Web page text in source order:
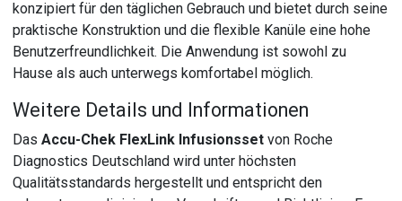
konzipiert für den täglichen Gebrauch und bietet durch seine
praktische Konstruktion und die flexible Kanüle eine hohe
Benutzerfreundlichkeit. Die Anwendung ist sowohl zu
Hause als auch unterwegs komfortabel möglich.
Weitere Details und Informationen
DasAccu-Chek FlexLink Infusionsset von Roche
Diagnostics Deutschland wird unter höchsten
Qualitätsstandards hergestellt und entspricht den